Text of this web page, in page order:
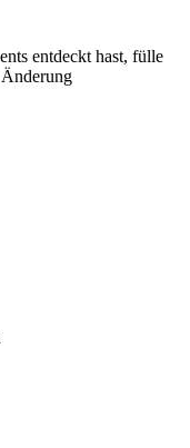
entdeckt hast, fülle